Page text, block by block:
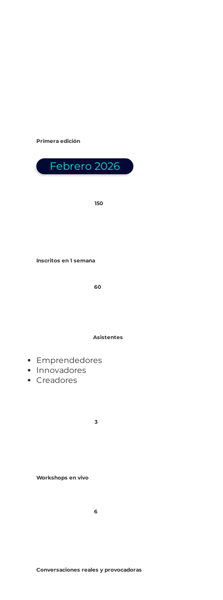
Primera edición
Febrero 2026
Inscritos en 1 semana
150
Asistentes
Emprendedores
Innovadores
Creadores
60
3
Workshops en vivo
6
Conversaciones reales y provocadoras